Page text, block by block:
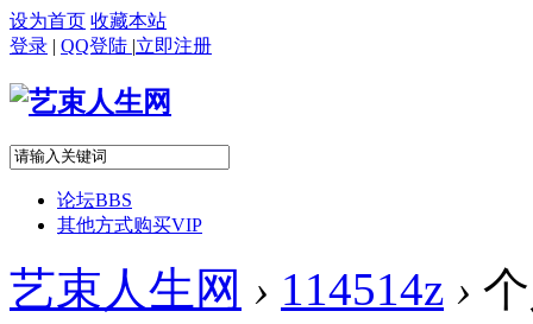
设为首页 收藏本站
登录 | QQ登陆 |立即注册
论坛BBS
其他方式购买VIP
艺束人生网 › 114514z ›